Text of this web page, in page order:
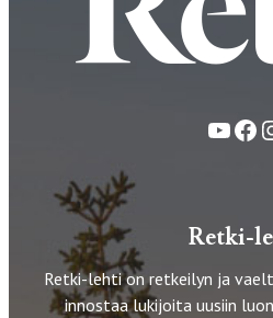
YouTube
Retki-
Retki-lehti on retkeilyn ja
innostaa lukijoita uusiin